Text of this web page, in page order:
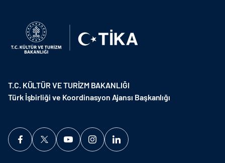
T.C. KÜLTÜR VE TURİZM BAKANLIĞI
Türk İşbirliği ve Koordinasyon Ajansı Başkanlığı